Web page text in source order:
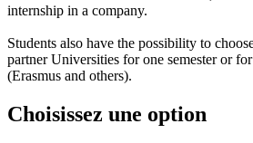
internship in a company.
Students also have the possibility to
partner Universities for one semester or
(Erasmus and others).
Choisissez une option